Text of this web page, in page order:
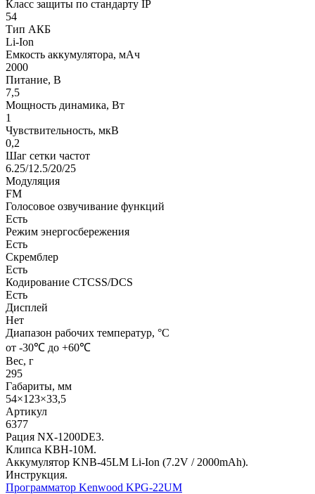
Класс защиты по стандарту IP
54
Тип АКБ
Li-Ion
Емкость аккумулятора, мАч
2000
Питание, В
7,5
Мощность динамика, Вт
1
Чувствительность, мкВ
0,2
Шаг сетки частот
6.25/12.5/20/25
Модуляция
FM
Голосовое озвучивание функций
Есть
Режим энергосбережения
Есть
Скремблер
Есть
Кодирование CTCSS/DCS
Есть
Дисплей
Нет
Диапазон рабочих температур, °С
от -30℃ до +60℃
Вес, г
295
Габариты, мм
54×123×33,5
Артикул
6377
Рация NX-1200DE3.
Клипса KBH-10M.
Аккумулятор KNB-45LM Li-Ion (7.2V / 2000mAh).
Инструкция.
Программатор Kenwood KPG-22UM